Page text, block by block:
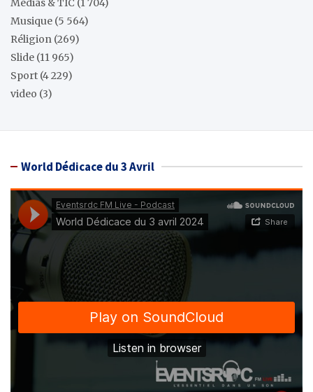
Médias & TIC (1 704)
Musique (5 564)
Réligion (269)
Slide (11 965)
Sport (4 229)
video (3)
World Dédicace du 3 Avril